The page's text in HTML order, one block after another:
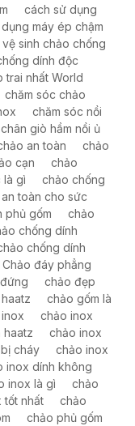
cách sử dụng
máy ép chậm
sinh chảo chống
dính độc
trai nhất World
chăm sóc chảo
chăm sóc nồi
chân giò hầm nồi ủ
an toàn
chảo
cạn
chảo
là gì
chảo chống
toàn cho sức
phủ gốm
chảo
chống dính
chống dính
Chảo đáy phẳng
chảo đẹp
chảo gốm là
chảo inox
haatz
chảo inox
cháy
chảo inox
inox dính không
inox là gì
chảo
tốt nhất
chảo
chảo phủ gốm